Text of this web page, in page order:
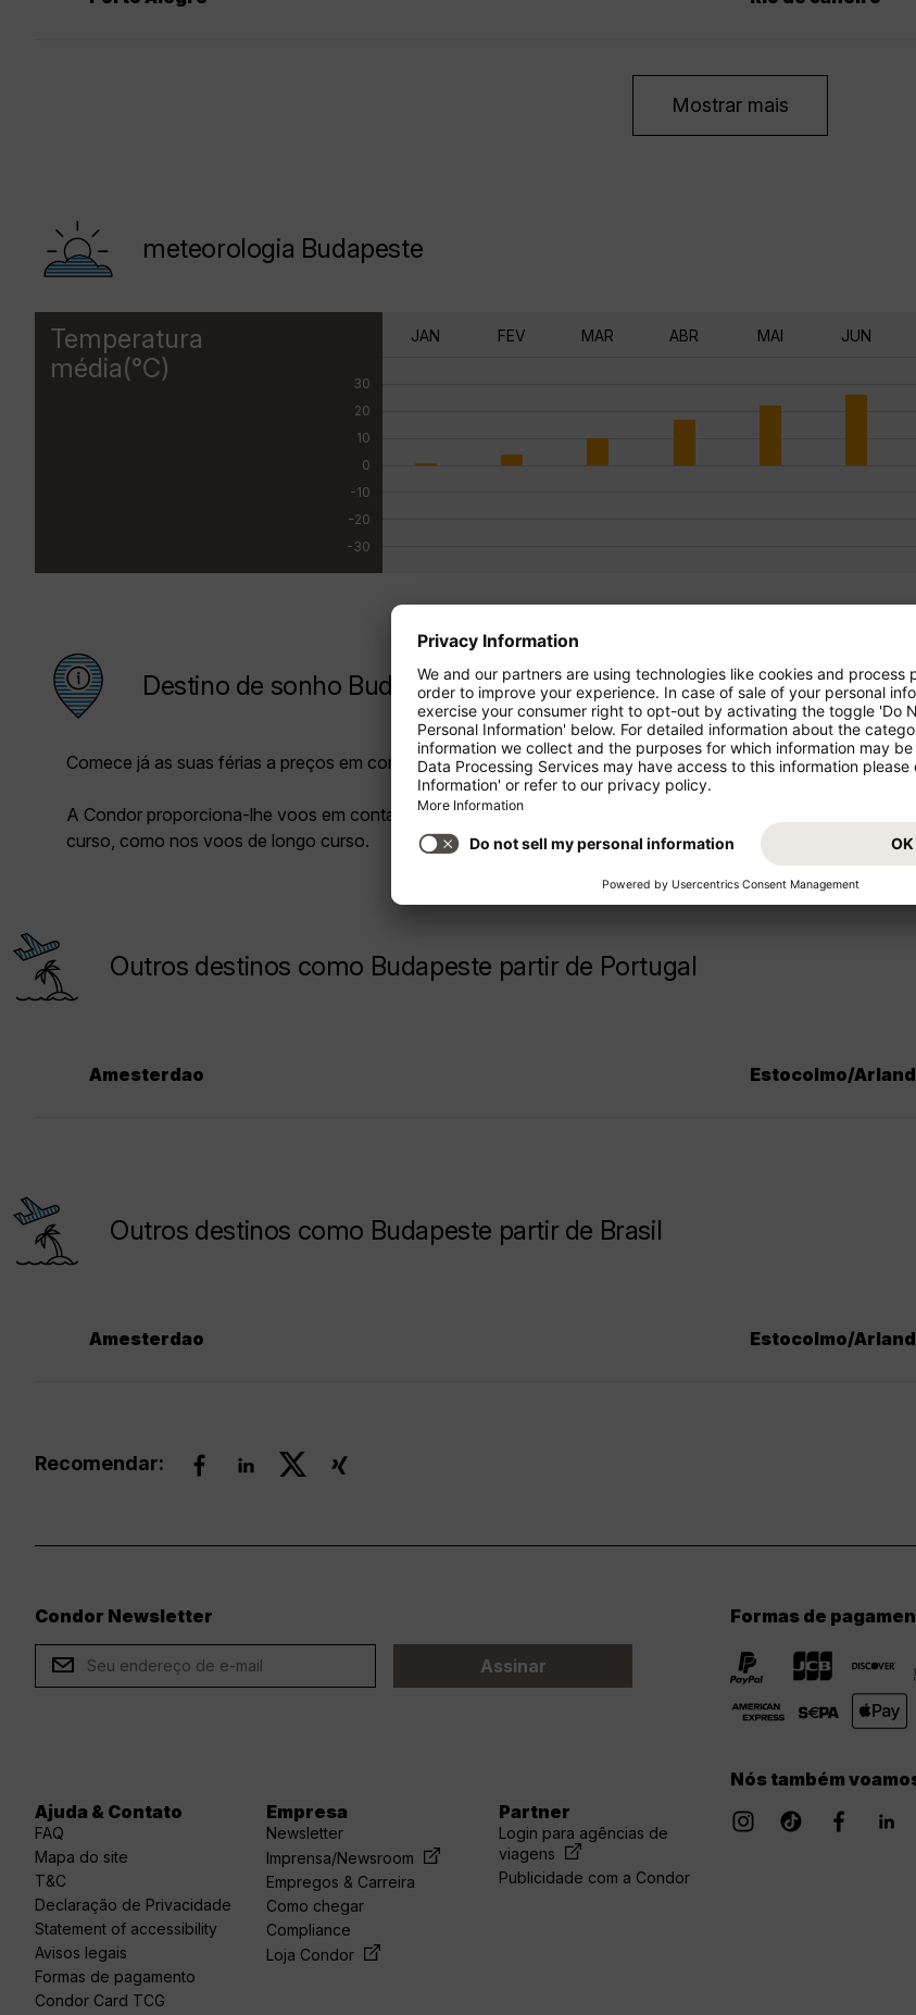
Mostrar mais
meteorologia Budapeste
Temperatura
média(°C)
30
20
10
0
-10
-20
-30
JAN FEV MAR ABR MAI JUN
Destino de sonho Budapeste
Comece já as suas férias a preços em conta com a Condor!
A Condor proporciona-lhe voos em conta tanto nos voos de curto e médio
curso, como nos voos de longo curso.
Parta de "Brasil" para
seu voo Brasilia
Outros destinos como Budapeste partir de Portugal
Amesterdao Estocolmo/
Outros destinos como Budapeste partir de Brasil
Amesterdao Estocolmo/
Recomendar:
Condor Newsletter
Assinar
Formas de
Ajuda & Contato
FAQ
Mapa do site
T&C
Declaração de Privacidade
Statement of accessibility
Avisos legais
Formas de pagamento
Condor Card TCG
Empresa
Newsletter
Imprensa/Newsroom
Empregos & Carreira
Como chegar
Compliance
Loja Condor
Partner
Login para agências de
viagens
Publicidade com a Condor
Nós também